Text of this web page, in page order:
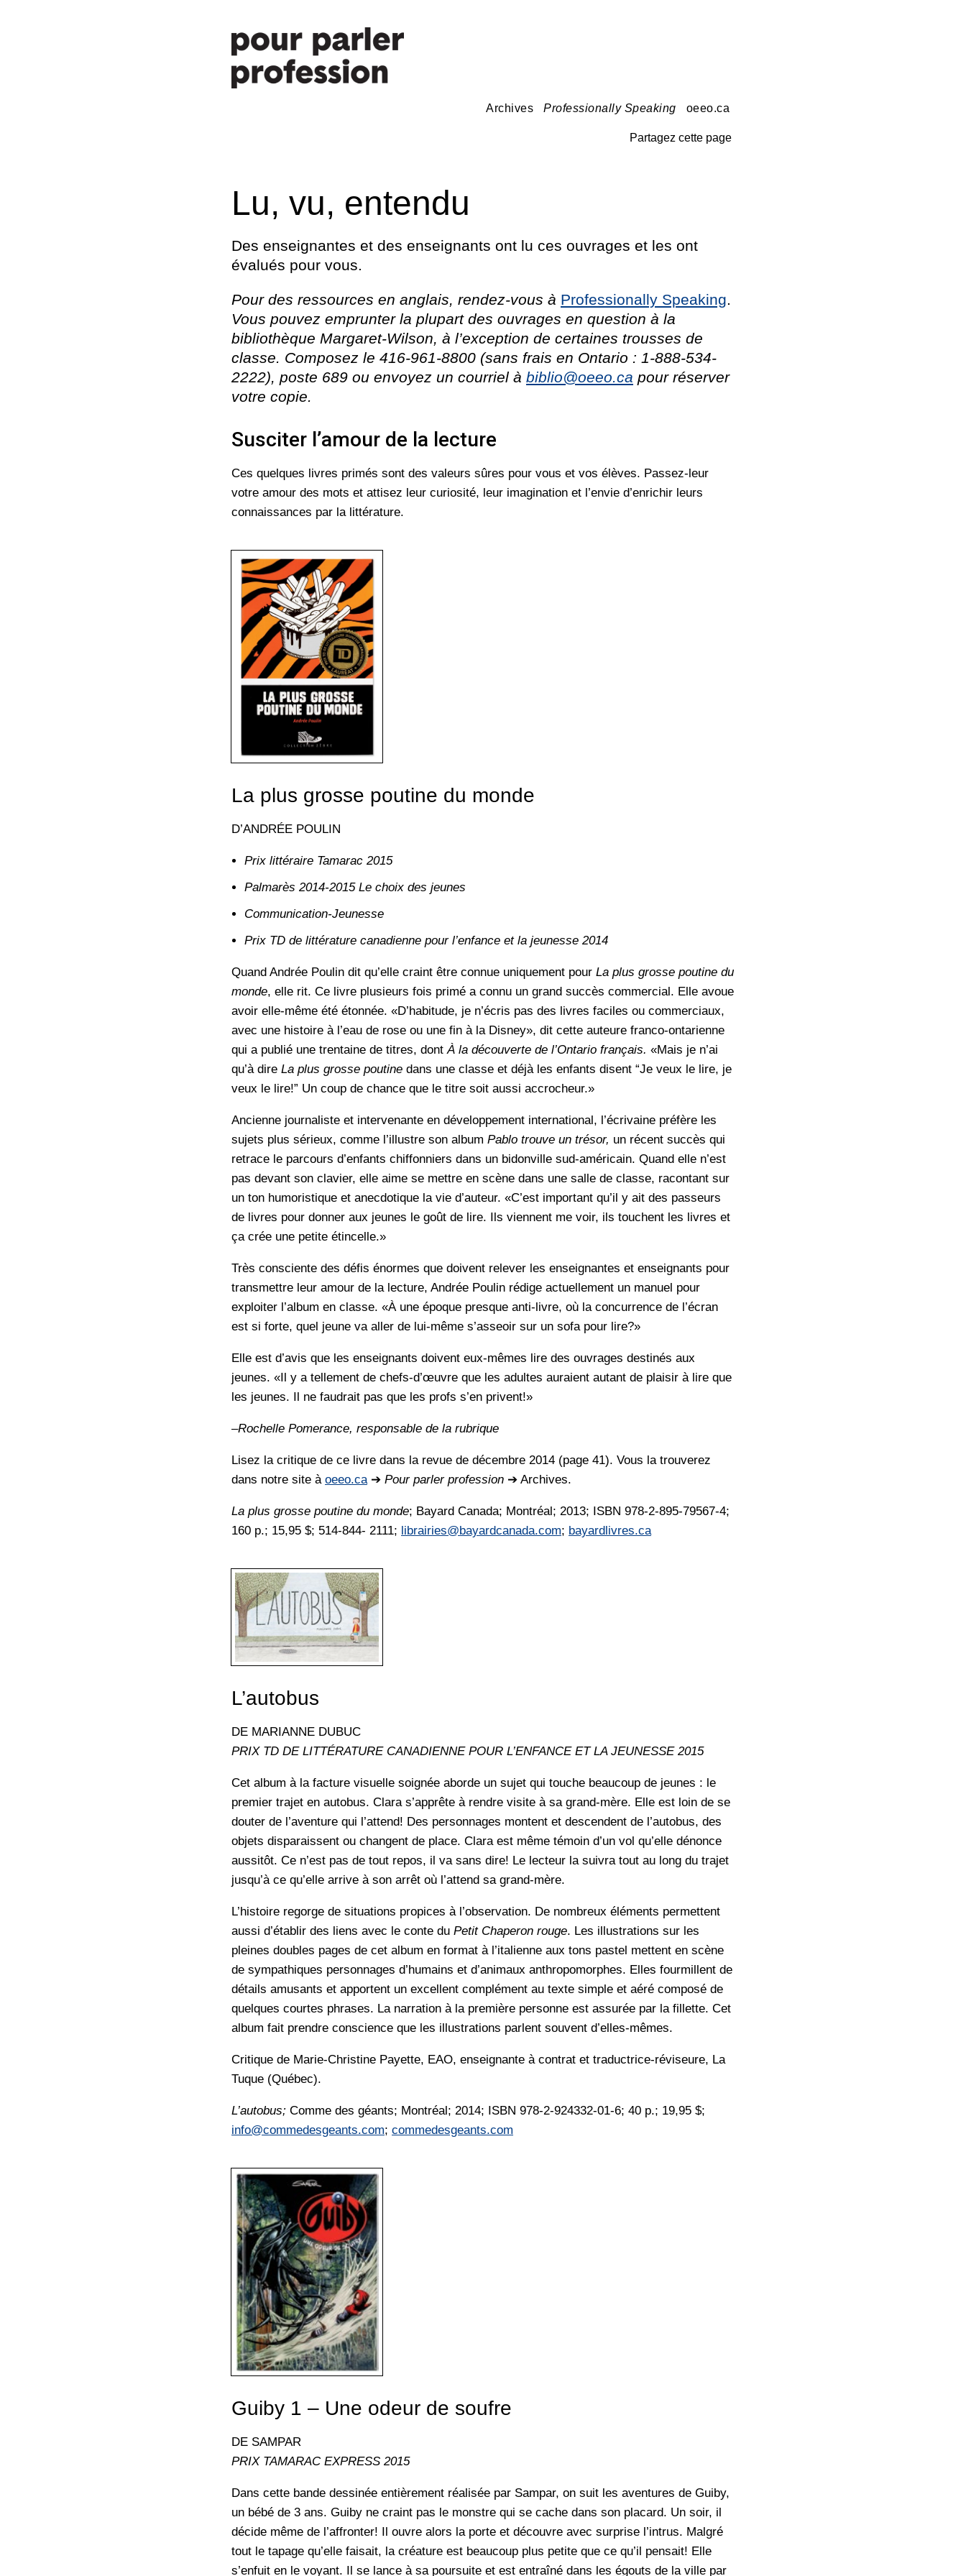
Archives Professionally Speaking oeeo.ca
Partagez cette page
Lu, vu, entendu
Des enseignantes et des enseignants ont lu ces ouvrages et les ont
évalués pour vous.
Pour des ressources en anglais, rendez-vous à Professionally Speaking.
Vous pouvez emprunter la plupart des ouvrages en question à la
bibliothèque Margaret-Wilson, à l’exception de certaines trousses de
classe. Composez le 416-961-8800 (sans frais en Ontario : 1-888-534-
2222), poste 689 ou envoyez un courriel à biblio@oeeo.ca pour réserver
votre copie.
Susciter l’amour de la lecture
Ces quelques livres primés sont des valeurs sûres pour vous et vos élèves. Passez-leur
votre amour des mots et attisez leur curiosité, leur imagination et l’envie d’enrichir leurs
connaissances par la littérature.
La plus grosse poutine du monde
D’ANDRÉE POULIN
Prix littéraire Tamarac 2015
Palmarès 2014-2015 Le choix des jeunes
Communication-Jeunesse
Prix TD de littérature canadienne pour l’enfance et la jeunesse 2014
Quand Andrée Poulin dit qu’elle craint être connue uniquement pour La plus grosse poutine du
monde, elle rit. Ce livre plusieurs fois primé a connu un grand succès commercial. Elle avoue
avoir elle-même été étonnée. «D’habitude, je n’écris pas des livres faciles ou commerciaux,
avec une histoire à l’eau de rose ou une fin à la Disney», dit cette auteure franco-ontarienne
qui a publié une trentaine de titres, dontÀ la découverte de l’Ontario français. «Mais je n’ai
qu’à dire La plus grosse poutine dans une classe et déjà les enfants disent “Je veux le lire, je
veux le lire!” Un coup de chance que le titre soit aussi accrocheur.»
Ancienne journaliste et intervenante en développement international, l’écrivaine préfère les
sujets plus sérieux, comme l’illustre son album Pablo trouve un trésor, un récent succès qui
retrace le parcours d’enfants chiffonniers dans un bidonville sud-américain. Quand elle n’est
pas devant son clavier, elle aime se mettre en scène dans une salle de classe, racontant sur
un ton humoristique et anecdotique la vie d’auteur. «C’est important qu’il y ait des passeurs
de livres pour donner aux jeunes le goût de lire. Ils viennent me voir, ils touchent les livres et
ça crée une petite étincelle.»
Très consciente des défis énormes que doivent relever les enseignantes et enseignants pour
transmettre leur amour de la lecture, Andrée Poulin rédige actuellement un manuel pour
exploiter l’album en classe. «À une époque presque anti-livre, où la concurrence de l’écran
est si forte, quel jeune va aller de lui-même s’asseoir sur un sofa pour lire?»
Elle est d’avis que les enseignants doivent eux-mêmes lire des ouvrages destinés aux
jeunes. «Il y a tellement de chefs-d’œuvre que les adultes auraient autant de plaisir à lire que
les jeunes. Il ne faudrait pas que les profs s’en privent!»
–Rochelle Pomerance, responsable de la rubrique
Lisez la critique de ce livre dans la revue de décembre 2014 (page 41). Vous la trouverez
dans notre site à oeeo.ca➔ Pour parler profession ➔ Archives.
La plus grosse poutine du monde; Bayard Canada; Montréal; 2013; ISBN 978-2-895-79567-4;
160 p.; 15,95 $; 514-844- 2111; librairies@bayardcanada.com; bayardlivres.ca
L’autobus
DE MARIANNE DUBUC
PRIX TD DE LITTÉRATURE CANADIENNE POUR L’ENFANCE ET LA JEUNESSE 2015
Cet album à la facture visuelle soignée aborde un sujet qui touche beaucoup de jeunes : le
premier trajet en autobus. Clara s’apprête à rendre visite à sa grand-mère. Elle est loin de se
douter de l’aventure qui l’attend! Des personnages montent et descendent de l’autobus, des
objets disparaissent ou changent de place. Clara est même témoin d’un vol qu’elle dénonce
aussitôt. Ce n’est pas de tout repos, il va sans dire! Le lecteur la suivra tout au long du trajet
jusqu’à ce qu’elle arrive à son arrêt où l’attend sa grand-mère.
L’histoire regorge de situations propices à l’observation. De nombreux éléments permettent
aussi d’établir des liens avec le conte du Petit Chaperon rouge. Les illustrations sur les
pleines doubles pages de cet album en format à l’italienne aux tons pastel mettent en scène
de sympathiques personnages d’humains et d’animaux anthropomorphes. Elles fourmillent de
détails amusants et apportent un excellent complément au texte simple et aéré composé de
quelques courtes phrases. La narration à la première personne est assurée par la fillette. Cet
album fait prendre conscience que les illustrations parlent souvent d’elles-mêmes.
Critique de Marie-Christine Payette, EAO, enseignante à contrat et traductrice-réviseure, La
Tuque (Québec).
L’autobus; Comme des géants; Montréal; 2014; ISBN 978-2-924332-01-6; 40 p.; 19,95 $;
info@commedesgeants.com; commedesgeants.com
Guiby 1 – Une odeur de soufre
DE SAMPAR
PRIX TAMARAC EXPRESS 2015
Dans cette bande dessinée entièrement réalisée par Sampar, on suit les aventures de Guiby,
un bébé de 3 ans. Guiby ne craint pas le monstre qui se cache dans son placard. Un soir, il
décide même de l’affronter! Il ouvre alors la porte et découvre avec surprise l’intrus. Malgré
tout le tapage qu’elle faisait, la créature est beaucoup plus petite que ce qu’il pensait! Elle
s’enfuit en le voyant. Il se lance à sa poursuite et est entraîné dans les égouts de la ville par